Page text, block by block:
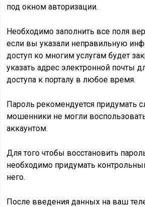
под окном авторизации.
Необходимо заполнить все поля
если вы указали неправильную
доступ ко многим услугам будет
указать адрес электронной почты
доступа к порталу в любое время.
Пароль рекомендуется придумать
мошенники не могли
аккаунтом.
Для того чтобы восстановить
необходимо придумать
него.
После введения данных на ваш